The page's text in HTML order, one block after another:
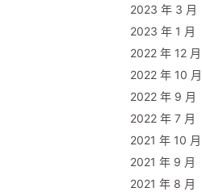
2023 年 3 月
2023 年 1 月
2022 年 12 月
2022 年 10 月
2022 年 9 月
2022 年 7 月
2021 年 10 月
2021 年 9 月
2021 年 8 月